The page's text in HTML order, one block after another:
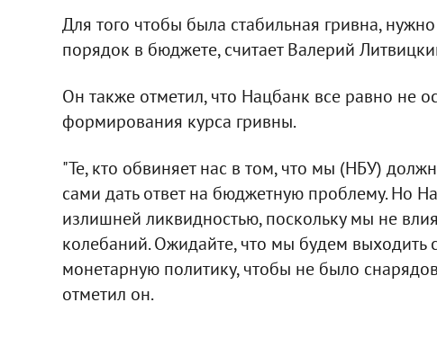
Для того чтобы была стабильная гривна,
порядок в бюджете, считает Валерий
Он также отметил, что Нацбанк все равно не
формирования курса гривны.
"Те, кто обвиняет нас в том, что мы (НБУ)
сами дать ответ на бюджетную проблему. Но
излишней ликвидностью, поскольку мы не
колебаний. Ожидайте, что мы будем выходить
монетарную политику, чтобы не было
отметил он.